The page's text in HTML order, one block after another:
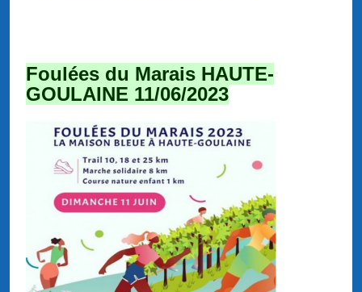
Foulées du Marais HAUTE-
GOULAINE 11/06/2023